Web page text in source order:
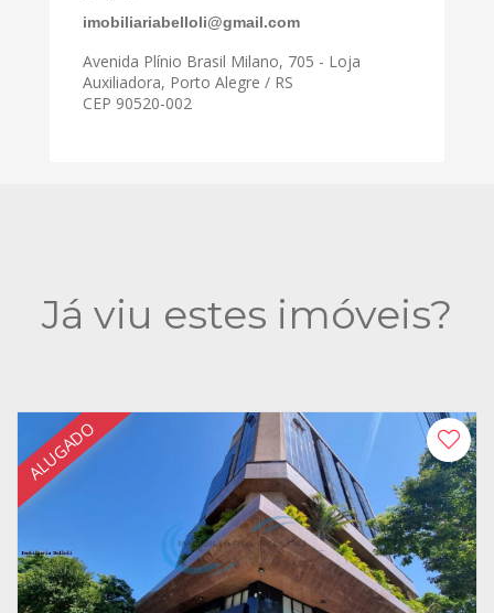
imobiliariabelloli@gmail.com
Avenida Plínio Brasil Milano, 705 - Loja
Auxiliadora, Porto Alegre / RS
CEP 90520-002
Já viu estes imóveis?
ALUGADO